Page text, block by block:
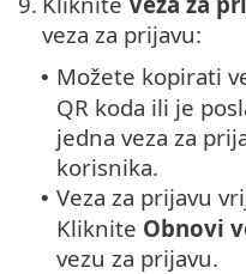
veza za prijavu:
• Možete kopirati
QR koda ili je
jedna veza za
korisnika.
• Veza za prijavu
Kliknite Obnovi
vezu za prijavu.